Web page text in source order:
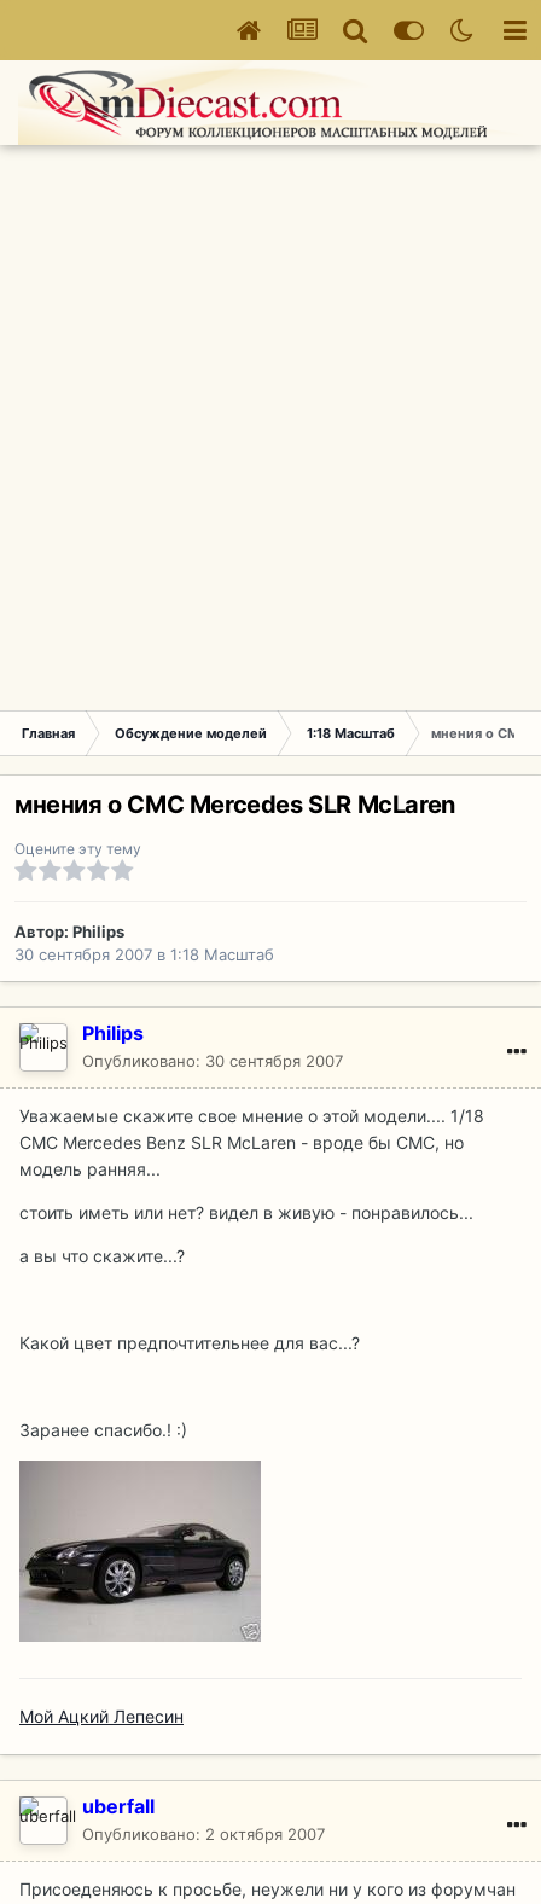
Главная Обсуждение моделей 1:18 Масштаб мнения о CMC
мнения о CMC Mercedes SLR McLaren
Оцените эту тему
Автор: Philips
30 сентября 2007 в 1:18 Масштаб
Philips
Опубликовано: 30 сентября 2007
Уважаемые скажите свое мнение о этой модели.... 1/18
CMC Mercedes Benz SLR McLaren - вроде бы СМС, но
модель ранняя...
стоить иметь или нет? видел в живую - понравилось...
а вы что скажите...?
Какой цвет предпочтительнее для вас...?
Заранее спасибо.! :)
Мой Ацкий Лепесин
uberfall
Опубликовано: 2 октября 2007
Присоеденяюсь к просьбе, неужели ни у кого из форумчан